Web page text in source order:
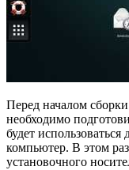
Перед началом
необходимо
будет
компьютер. В этом
установочного